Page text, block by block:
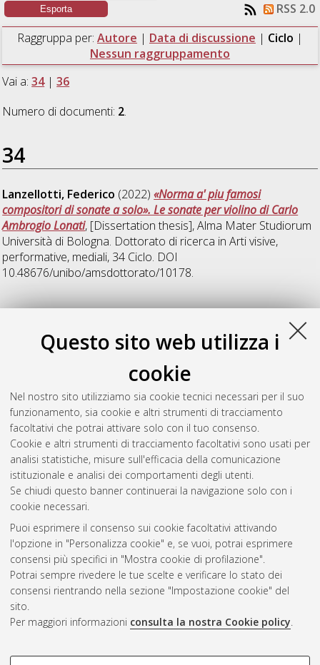
Questo sito web utilizza i
cookie
Nel nostro sito utilizziamo sia cookie tecnici necessari per il suo
funzionamento, sia cookie e altri strumenti di tracciamento
facoltativi che potrai attivare solo con il tuo consenso.
Cookie e altri strumenti di tracciamento facoltativi sono usati per
analisi statistiche, misure sull'efficacia della comunicazione
istituzionale e analisi dei comportamenti degli utenti.
Se chiudi questo banner continuerai la navigazione solo con i
cookie necessari.
Puoi esprimere il consenso sui cookie facoltativi attivando
l'opzione in "Personalizza cookie" e, se vuoi, potrai esprimere
consensi più specifici in "Mostra cookie di profilazione".
Potrai sempre rivedere le tue scelte e verificare lo stato dei
consensi rientrando nella sezione "Impostazione cookie" del
sito.
Per maggiori informazioni consulta la nostra Cookie policy.
COOKIE DI PROFILAZIONE -
RSS 2.0
Raggruppa per: Autore | Data di discussione | Ciclo |
Nessun raggruppamento
Vai a:34|36
Numero di documenti: 2.
34
Lanzellotti, Federico (2022)«Norma a' piu famosi
compositori di sonate a solo». Le sonate per violino di Carlo
Ambrogio Lonati, [Dissertation thesis], Alma Mater Studiorum
Università di Bologna. Dottorato di ricerca inArti visive,
performative, mediali, 34 Ciclo. DOI
10.48676/unibo/amsdottorato/10178.
36
Contesotto, Ilaria (2024) Il controllo e la censura nell'opera
veneziana nella seconda meta del Seicento (ca. 1670-1690)
[Dissertation thesis], Alma Mater Studiorum Università di
Bologna. Dottorato di ricerca inArti visive, performative,
mediali, 36 Ciclo. DOI 10.48676/unibo/amsdottorato/11191.
Questa lista e' stata generata il Thu Aug 6 20:46:25 2026
Atom
Rss 1.0
Rss 2.0
ISSN: 2038-7946
Impostazioni Cookie